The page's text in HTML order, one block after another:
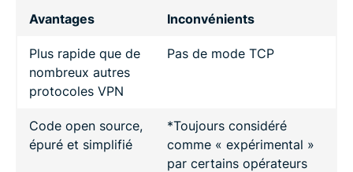
Avantages Inconvénients
Plus rapide que de
nombreux autres
protocoles VPN
Pas de mode TCP
Code open source,
épuré et simplifié
*Toujours considéré
comme « expérimental »
par certains opérateurs